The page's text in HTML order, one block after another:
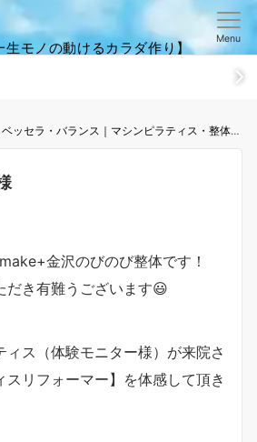
生モノの動けるカラダ作り】
Menu
ご来店からお帰りまでの
ランス｜マシンピラティス・整体│根本改善と体幹トレーニング
金沢のびのび整体です！
だき有難うございます😃
ィス（体験モニター様）が来院さ
スリフォーマー】を体感して頂き